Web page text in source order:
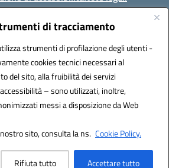
di tracciamento
strumenti di profilazione degli utenti -
cookies tecnici necessari al
del sito, alla fruibilità dei servizi
– sono utilizzati, inoltre,
messi a disposizione da Web
sito, consulta la ns. Cookie Policy.
Rifiuta tutto Accettare tutto
- 80059, Torre del Greco (NA)
+39 0818834377 - Cod.Fisc. 95170530638
- PEC: naic8df00a@pec.istruzione.it
Powered by 3D Solution S.r.l.
& Design by Designers Italia